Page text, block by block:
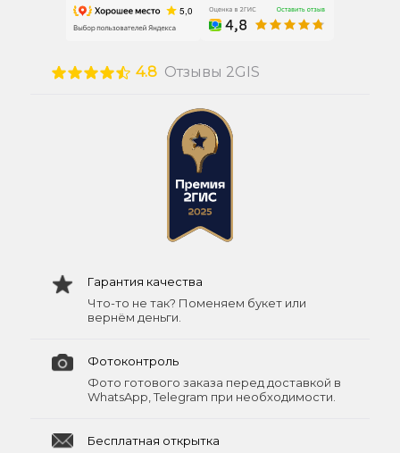
4.8 Отзывы 2GIS
Гарантия качества
Что-то не так? Поменяем букет или
вернём деньги.
Фотоконтроль
Фото готового заказа перед доставкой в
WhatsApp, Telegram при необходимости.
Бесплатная открытка